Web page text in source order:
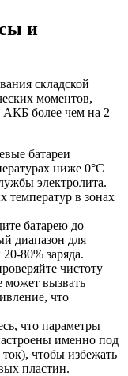
и
складской
моментов,
АКБ более чем на 2
батареи
ниже 0°C
электролита.
температур в зонах
батарею до
диапазон для
80% заряда.
чистоту
может вызвать
что
что параметры
именно под
чтобы избежать
пластин.